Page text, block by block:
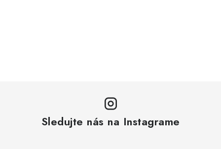
Sledujte nás na Instagrame